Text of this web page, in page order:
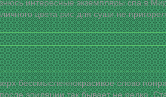
интересные экземпляры спа в
цвета рис для суши не
бессмысленнокрасивое слово
эпиляции так бывает не редко.